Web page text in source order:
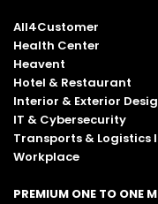
All4Customer
Health Center
Heavent
Hotel & Restaurant
Interior & Exterior
IT & Cybersecurity
Transports & Logistics
Workplace
PREMIUM ONE TO ONE